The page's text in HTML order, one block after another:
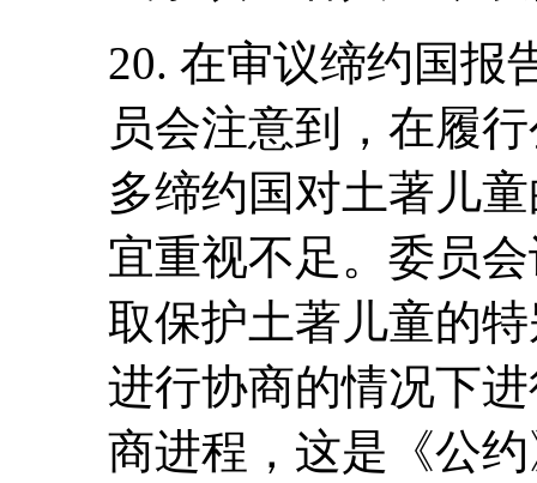
20. 在审议缔约国报
员会注意到，在履
多缔约国对土著儿
宜重视不足。委员
取保护土著儿童的
进行协商的情况下
商进程，这是《公